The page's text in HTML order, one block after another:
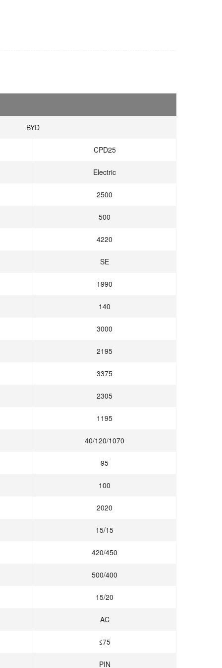
BYD
CPD25
Electric
2500
500
4220
SE
1990
140
3000
2195
3375
2305
1195
40/120/1070
95
100
2020
15/15
420/450
500/400
15/20
AC
≤75
PIN